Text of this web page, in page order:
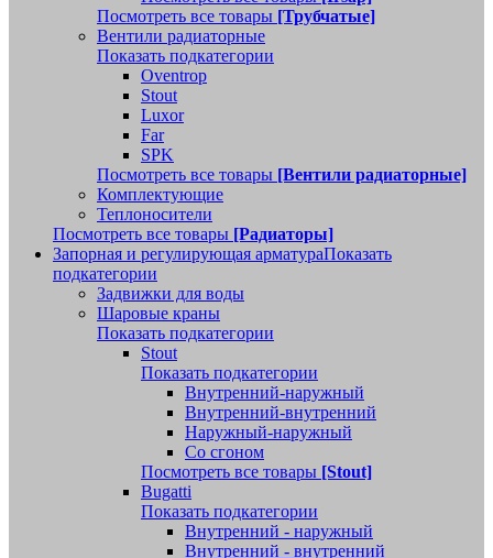
Посмотреть все товары [Трубчатые]
Вентили радиаторные
Показать подкатегории
Oventrop
Stout
Luxor
Far
SPK
Посмотреть все товары [Вентили радиаторные]
Комплектующие
Теплоносители
Посмотреть все товары [Радиаторы]
Запорная и регулирующая арматураПоказать
подкатегории
Задвижки для воды
Шаровые краны
Показать подкатегории
Stout
Показать подкатегории
Внутренний-наружный
Внутренний-внутренний
Наружный-наружный
Со сгоном
Посмотреть все товары [Stout]
Bugatti
Показать подкатегории
Внутренний - наружный
Внутренний - внутренний